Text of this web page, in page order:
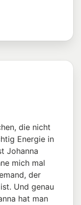
die nicht
Energie in
Johanna
mich mal
der
Und genau
hat man